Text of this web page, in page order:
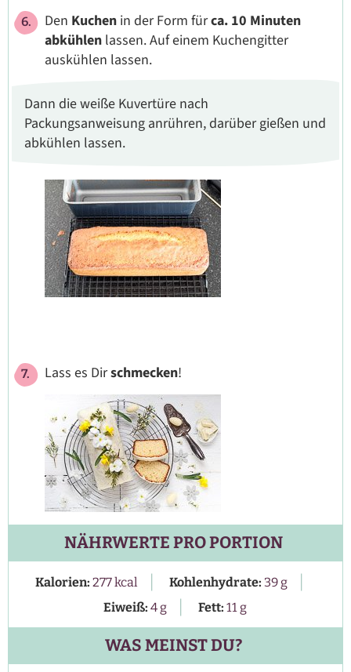
Den Kuchen in der Form fürca. 10 Minuten
abkühlen lassen. Auf einem Kuchengitter
auskühlen lassen.
Dann die weiße Kuvertüre nach
Packungsanweisung anrühren, darüber gießen und
abkühlen lassen.
Lass es Dirschmecken!
NÄHRWERTE PRO PORTION
Kalorien: 277kcal | Kohlenhydrate: 39g |
Eiweiß: 4g | Fett: 11g
WAS MEINST DU?